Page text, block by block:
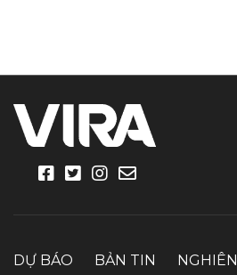
DỰ BÁO BẢN TIN